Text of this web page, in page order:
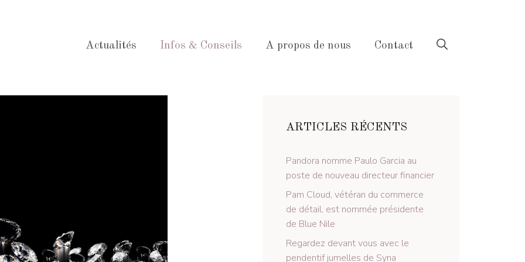
Actualités Infos & Conseils A propos de nous Contact
ARTICLES RÉCENTS
Pandora nomme Paulo Garcia au
poste de nouveau directeur financier
Pam Cloud, vétéran du commerce
de détail, est nommée présidente
de Blue Nile
Regardez devant vous avec le
pendentif jumelles de Syna